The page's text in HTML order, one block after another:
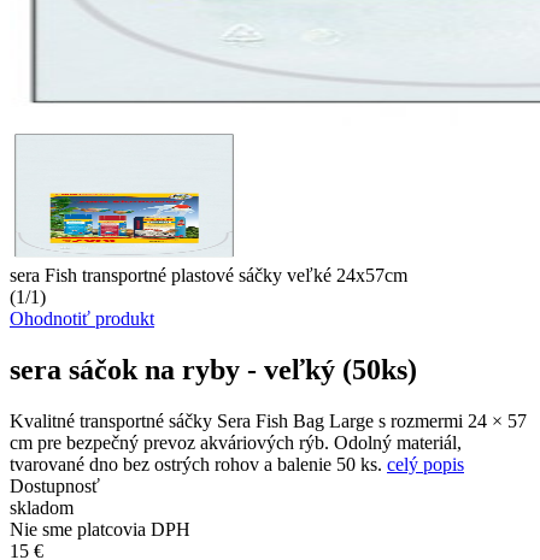
sera Fish transportné plastové sáčky veľké 24x57cm
(1/1)
Ohodnotiť produkt
sera sáčok na ryby - veľký (50ks)
Kvalitné transportné sáčky Sera Fish Bag Large s rozmermi 24 × 57
cm pre bezpečný prevoz akváriových rýb. Odolný materiál,
tvarované dno bez ostrých rohov a balenie 50 ks. celý popis
Dostupnosť
skladom
Nie sme platcovia DPH
15 €